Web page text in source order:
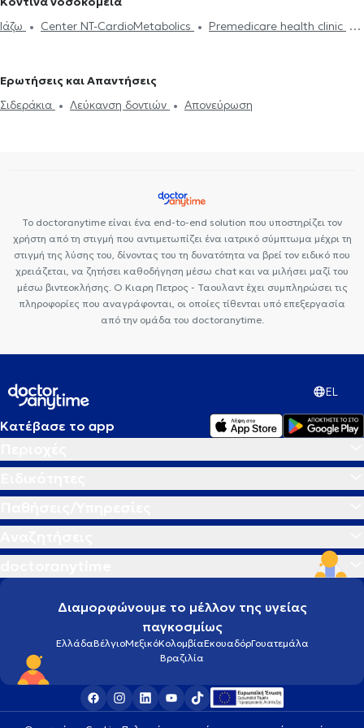
Ιάζω
Center NT-CardioMetabolics
Premedicare health clinic
Ερωτήσεις και Απαντήσεις
Σιδεράκια
Λεύκανση δοντιών Απονεύρωση
Το doctoranytime είναι ένα end-to-end solution που υποστηρίζει τον
χρήστη από τη στιγμή που αντιμετωπίζει ένα ιατρικό σύμπτωμα μέχρι τη
στιγμή της λύσης του, δίνοντας του τη δυνατότητα να βρεί τον ειδικό που
χρειάζεται, να ζητήσει καθοδήγηση μέσω chat και να μιλήσει μαζί του
μέσω βιντεοκλήσης. Ο Κιαρη Πετρος - Ταουλαντ έχει συμπληρώσει τις
πληροφορίες που αναγράφονται, οι οποίες τίθενται υπό επεξεργασία
από την ομάδα του doctoranytime.
EL
Κατέβασε το app
Διαμορφώνουμε το μέλλον της υγείας
παγκοσμίως
ΕλλάδαΒέλγιοΜεξικόΚολομβίαΕκουαδόρΓουατεμάλα
Βραζιλία